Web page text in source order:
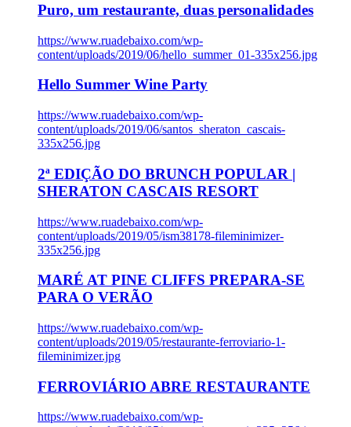
Puro, um restaurante, duas personalidades
https://www.ruadebaixo.com/wp-
content/uploads/2019/06/hello_summer_01-335x256.jpg
Hello Summer Wine Party
https://www.ruadebaixo.com/wp-
content/uploads/2019/06/santos_sheraton_cascais-
335x256.jpg
2ª EDIÇÃO DO BRUNCH POPULAR |
SHERATON CASCAIS RESORT
https://www.ruadebaixo.com/wp-
content/uploads/2019/05/ism38178-fileminimizer-
335x256.jpg
MARÉ AT PINE CLIFFS PREPARA-SE
PARA O VERÃO
https://www.ruadebaixo.com/wp-
content/uploads/2019/05/restaurante-ferroviario-1-
fileminimizer.jpg
FERROVIÁRIO ABRE RESTAURANTE
https://www.ruadebaixo.com/wp-